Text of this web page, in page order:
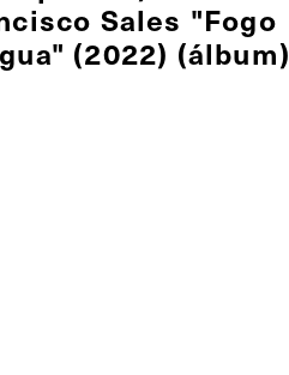
Sales "Fogo
(2022) (álbum)